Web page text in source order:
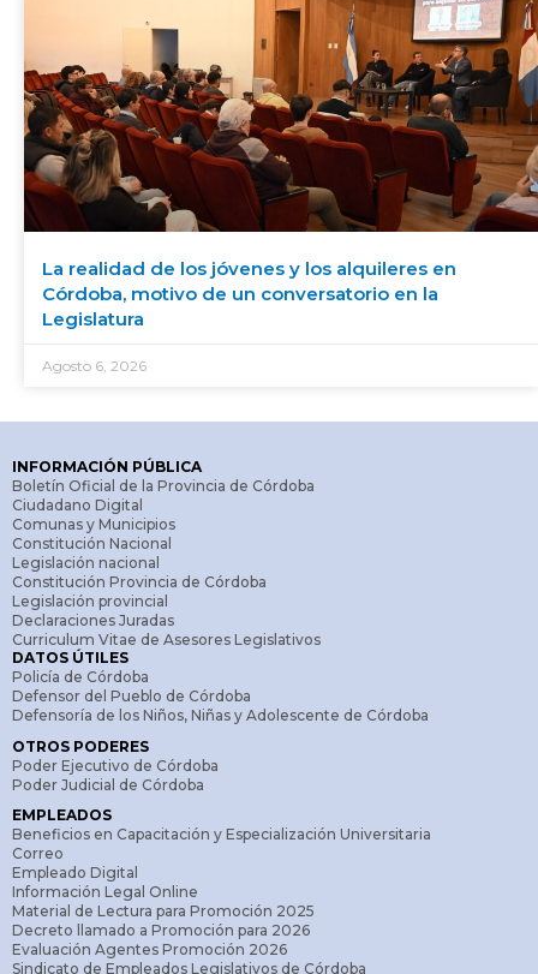
La realidad de los jóvenes y los alquileres en
Córdoba, motivo de un conversatorio en la
Legislatura
Agosto 6, 2026
INFORMACIÓN PÚBLICA
Boletín Oficial de la Provincia de Córdoba
Ciudadano Digital
Comunas y Municipios
Constitución Nacional
Legislación nacional
Constitución Provincia de Córdoba
Legislación provincial
Declaraciones Juradas
Curriculum Vitae de Asesores Legislativos
DATOS ÚTILES
Policía de Córdoba
Defensor del Pueblo de Córdoba
Defensoría de los Niños, Niñas y Adolescente de Córdoba
OTROS PODERES
Poder Ejecutivo de Córdoba
Poder Judicial de Córdoba
EMPLEADOS
Beneficios en Capacitación y Especialización Universitaria
Correo
Empleado Digital
Información Legal Online
Material de Lectura para Promoción 2025
Decreto llamado a Promoción para 2026
Evaluación Agentes Promoción 2026
Sindicato de Empleados Legislativos de Córdoba